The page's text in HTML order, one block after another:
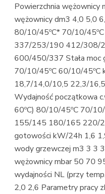
Powierzchnia
wężownicy dm3 4,0 5,0
80/10/45ºC* 70/10/
337/253/190 412/308/
600/450/337 Stała moc
70/10/45ºC 60/10/45ºC
18,7/14,0/10,5 22,3/
Wydajność początkowa
60ºC) 80/10/45ºC 70/
155/145 180/165 220/
gotowości kW/24h 1,6
wody grzewczej m3 3 3
wężownicy mbar 50 70
wydajności NL (przy
2,0 2,6 Parametry pracy